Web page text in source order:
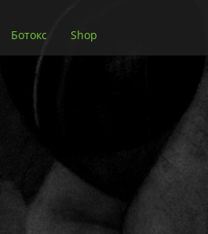
Ботокс Shop